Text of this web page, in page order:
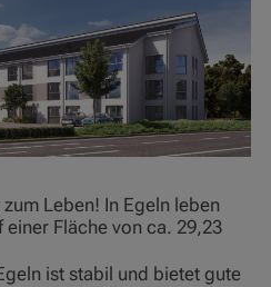
Leben! In Egeln leben
Fläche von ca. 29,23
ist stabil und bietet gute